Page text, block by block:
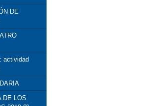
DE
actividad
DE LOS